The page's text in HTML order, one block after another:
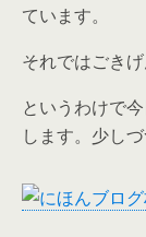
ています。
それではごき
というわけで
します。少し